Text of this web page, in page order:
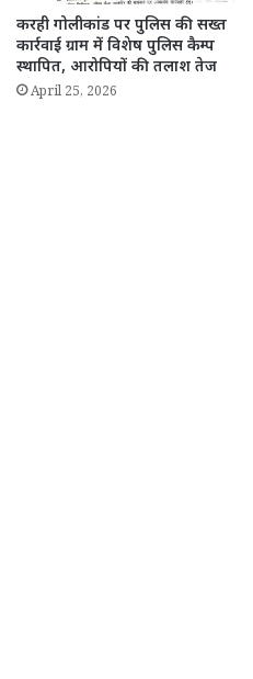
करही गोलीकांड पर पुलिस की सख्त
कार्रवाई ग्राम में विशेष पुलिस कैम्प
स्थापित, आरोपियों की तलाश तेज
April 25, 2026